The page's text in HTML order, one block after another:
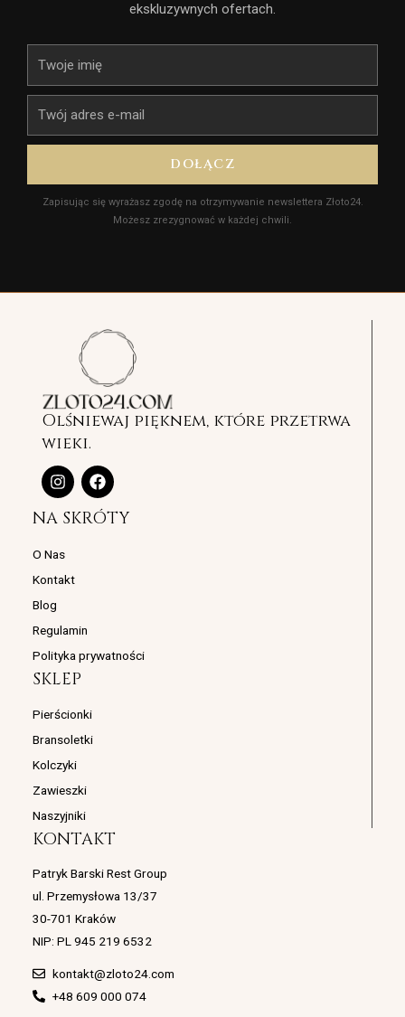
ekskluzywnych ofertach.
DOŁĄCZ
Zapisując się wyrażasz zgodę na otrzymywanie newslettera Złoto24.
Możesz zrezygnować w każdej chwili.
Olśniewaj pięknem, które przetrwa
wieki.
I
n
t
g
a
F
a
c
e
NA SKRÓTY
O Nas
Kontakt
Blog
Regulamin
Polityka prywatności
SKLEP
Pierścionki
Bransoletki
Kolczyki
Zawieszki
Naszyjniki
KONTAKT
Patryk Barski Rest Group
ul. Przemysłowa 13/37
30-701 Kraków
NIP: PL 945 219 6532
kontakt@zloto24.com
+48 609 000 074